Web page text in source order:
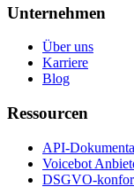
Unternehmen
Über uns
Karriere
Blog
Ressourcen
API-
Voicebot
DSGVO-